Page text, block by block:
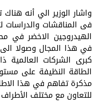
واشار الوزير الي أنه
فى المناقشات والدراسات
الهيدروجين الاخضر في
في هذا المجال وصولا الى
كبرى الشركات العالمية
مذكرة تفاهم في هذا
للتعاون مع مختلف